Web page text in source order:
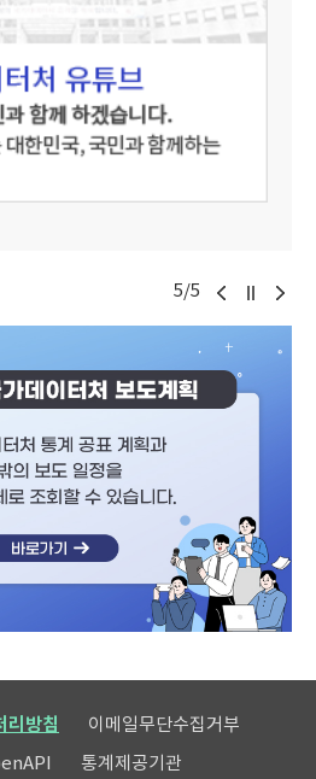
5/5
리방침
이메일무단수집거부
통계제공기관